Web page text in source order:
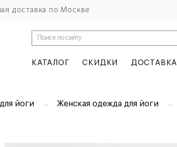
доставка по Москве
КАТАЛОГ СКИДКИ ДОСТАВКА
йоги Женская одежда для йоги